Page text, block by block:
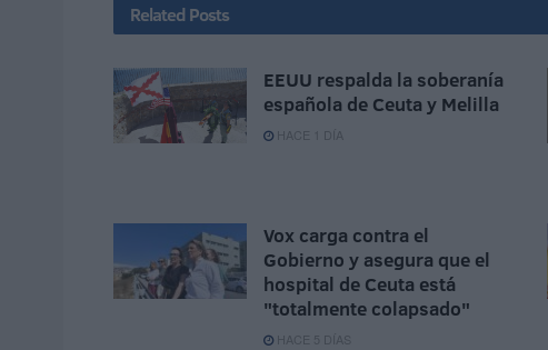
Related Posts
EEUU respalda la soberanía
española de Ceuta y Melilla
HACE 1 DÍA
Vox carga contra el
Gobierno y asegura que el
hospital de Ceuta está
"totalmente colapsado"
HACE 5 DÍAS